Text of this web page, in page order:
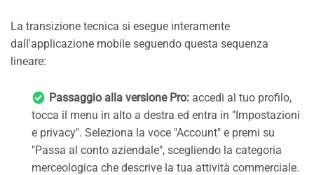
La transizione tecnica si esegue interamente
dall'applicazione mobile seguendo questa sequenza
lineare:
Passaggio alla versione Pro: accedi al tuo profilo,
tocca il menu in alto a destra ed entra in "Impostazioni
e privacy". Seleziona la voce "Account" e premi su
"Passa al conto aziendale", scegliendo la categoria
merceologica che descrive la tua attività commerciale.